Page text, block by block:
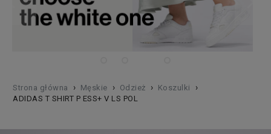
Strona główna › Męskie › Odzież › Koszulki ›
ADIDAS T SHIRT P ESS+ V LS POL